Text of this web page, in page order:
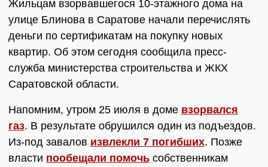
Жильцам взорвавшегося 10-этажного дома на
улице Блинова в Саратове начали перечислять
деньги по сертификатам на покупку новых
квартир. Об этом сегодня сообщила пресс-
служба министерства строительства и ЖКХ
Саратовской области.
Напомним, утром 25 июля в доме взорвался
газ. В результате обрушился один из подъездов.
Из-под завалов извлекли 7 погибших. Позже
власти пообещали помочь собственникам